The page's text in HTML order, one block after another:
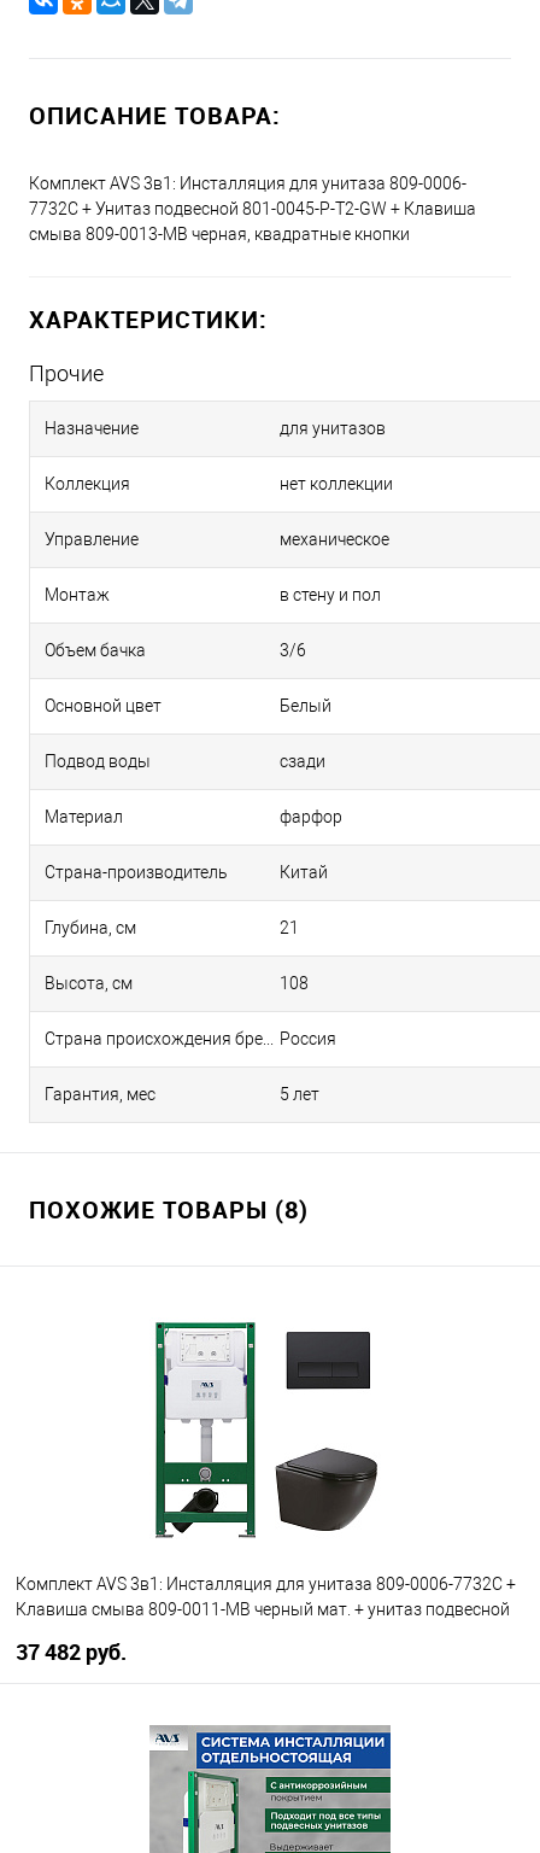
ОПИСАНИЕ ТОВАРА:
Комплект AVS 3в1: Инсталляция для унитаза 809-0006-
7732C + Унитаз подвесной 801-0045-P-T2-GW + Клавиша
смыва 809-0013-MB черная, квадратные кнопки
ХАРАКТЕРИСТИКИ:
Прочие
Назначение для унитазов
Коллекция нет коллекции
Управление механическое
Монтаж в стену и пол
Объем бачка 3/6
Основной цвет Белый
Подвод воды сзади
Материал фарфор
Страна-производитель Китай
Глубина, см 21
Высота, см 108
Россия
Гарантия, мес 5 лет
ПОХОЖИЕ ТОВАРЫ (8)
Комплект AVS 3в1: Инсталляция для унитаза 809-0006-7732C +
Клавиша смыва 809-0011-MB черный мат. + унитаз подвесной
37 482 руб.
В корзину
В наличии